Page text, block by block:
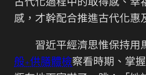
古代化過程中的取得感、幸
感，才幹配合推進古代化惠
習近平經濟思惟保持用
般+供膳體檢察看時期、掌